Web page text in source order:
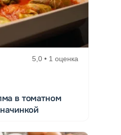
5,0 • 1 оценка
в томатном